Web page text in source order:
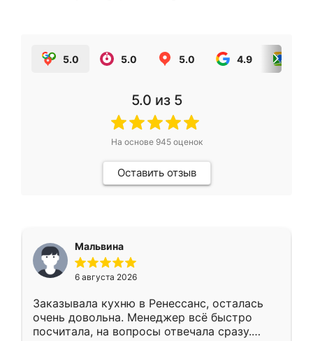
5.0 5.0 5.0 4.9
5.0 из 5
На основе 945оценок
Оставить отзыв
Мальвина
6 августа 2026
Заказывала кухню в Ренессанс, осталась
очень довольна. Менеджер всё быстро
посчитала, на вопросы отвечала сразу.